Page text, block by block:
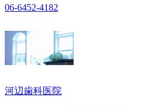
06-6452-4182
河辺歯科医院